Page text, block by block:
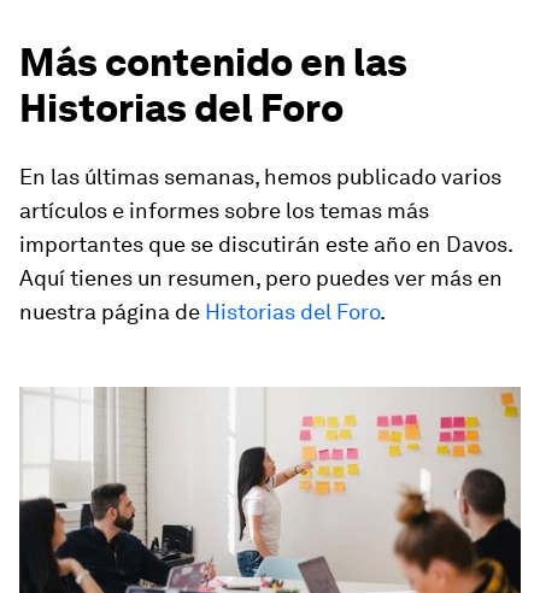
Más contenido en las
Historias del Foro
En las últimas semanas, hemos publicado varios
artículos e informes sobre los temas más
importantes que se discutirán este año en Davos.
Aquí tienes un resumen, pero puedes ver más en
nuestra página de Historias del Foro.